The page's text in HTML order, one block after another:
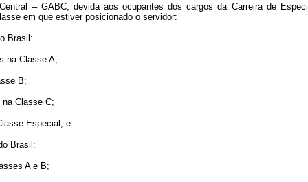
– GABC, devida aos ocupantes dos cargos da Carreira de
em que estiver posicionado o servidor:
Brasil:
na Classe A;
B;
Classe C;
Especial; e
Brasil:
A e B;